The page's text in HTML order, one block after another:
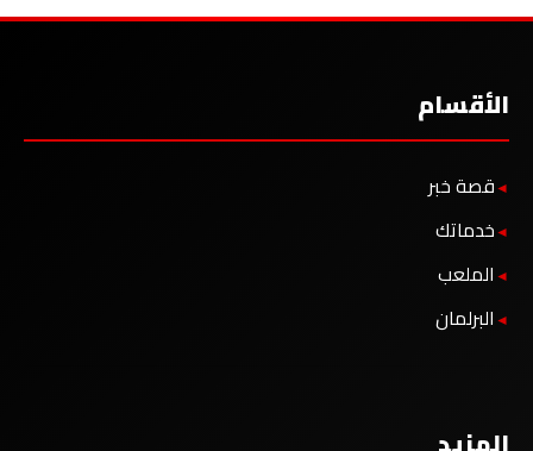
الأقسام
قصة خبر
خدماتك
الملعب
البرلمان